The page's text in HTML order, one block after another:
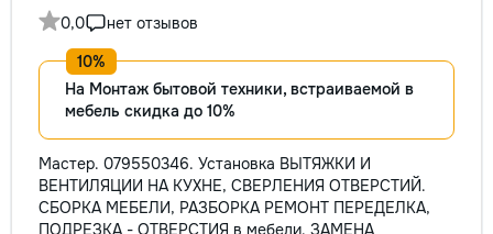
0,0
нет отзывов
На Монтаж бытовой техники, встраиваемой в
мебель скидка до 10%
Мастер. 079550346. Установка ВЫТЯЖКИ И
ВЕНТИЛЯЦИИ НА КУХНЕ, СВЕРЛЕНИЯ ОТВЕРСТИЙ.
СБОРКА МЕБЕЛИ, РАЗБОРКА РЕМОНТ ПЕРЕДЕЛКА,
ПОДРЕЗКА - ОТВЕРСТИЯ в мебели. ЗАМЕНА